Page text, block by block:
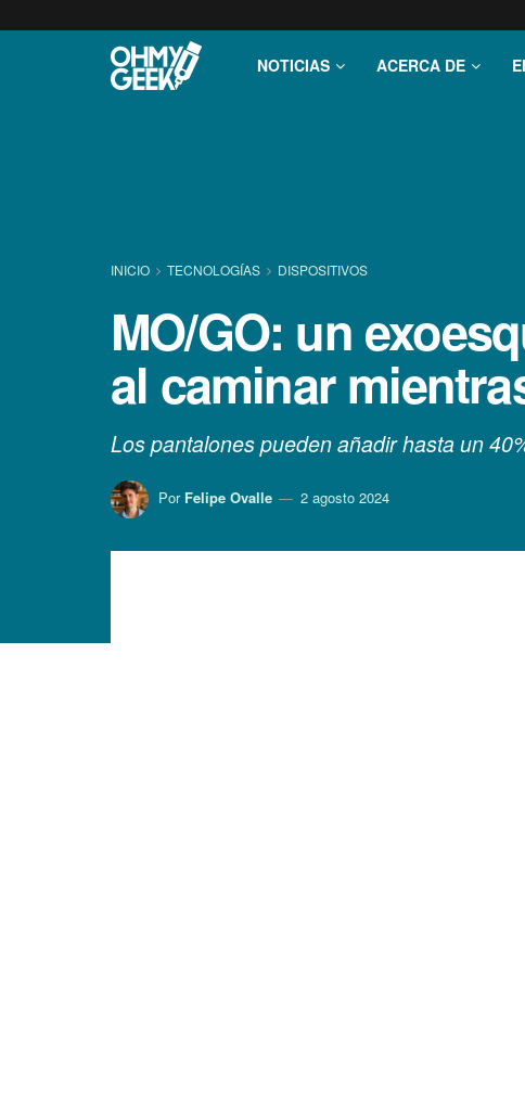
NOTICIAS ACERCA DE
INICIO TECNOLOGÍ­AS DISPOSITIVOS
MO/GO: un
al caminar
Los pantalones pueden añadir hasta un
Por Felipe Ovalle 2 agosto 2024